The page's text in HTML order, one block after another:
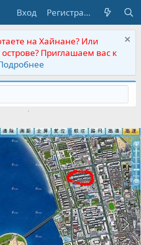
Вход Регистрация
на Хайнане? Или
Приглашаем вас к